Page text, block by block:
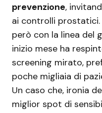
prevenzione,
ai controlli prostatici.
però con la linea del
inizio mese ha
screening mirato,
poche migliaia di
Un caso che, ironia
miglior spot di